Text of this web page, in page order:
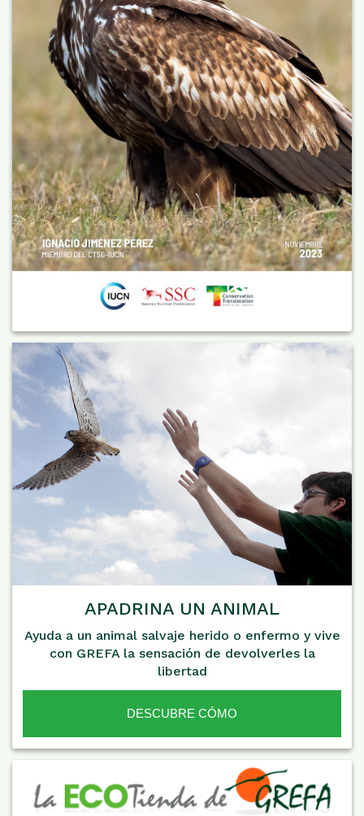
APADRINA UN ANIMAL
Ayuda a un animal salvaje herido o enfermo y vive
con GREFA la sensación de devolverles la
libertad
DESCUBRE CÓMO